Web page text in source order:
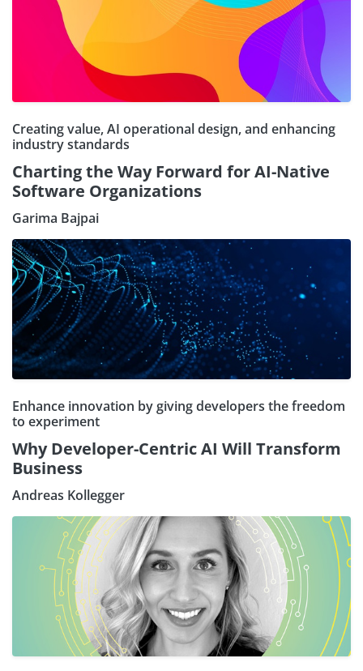
Creating value, AI operational design, and enhancing
industry standards
Charting the Way Forward for AI-Native
Software Organizations
Garima Bajpai
Enhance innovation by giving developers the freedom
to experiment
Why Developer-Centric AI Will Transform
Business
Andreas Kollegger